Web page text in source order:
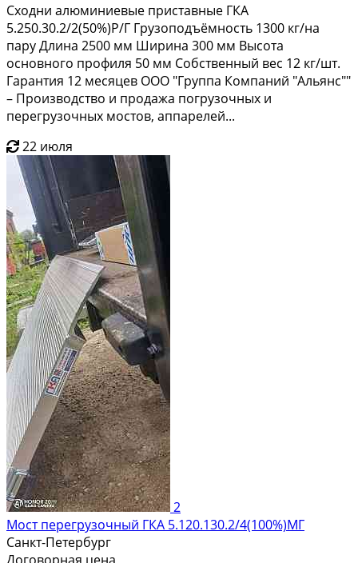
Сходни алюминиевые приставные ГКА
5.250.30.2/2(50%)Р/Г Грузоподъёмность 1300 кг/на
пару Длина 2500 мм Ширина 300 мм Высота
основного профиля 50 мм Собственный вес 12 кг/шт.
Гарантия 12 месяцев ООО "Группа Компаний "Альянс""
– Производство и продажа погрузочных и
перегрузочных мостов, аппарелей...
22 июля
2
Мост перегрузочный ГКА 5.120.130.2/4(100%)МГ
Санкт-Петербург